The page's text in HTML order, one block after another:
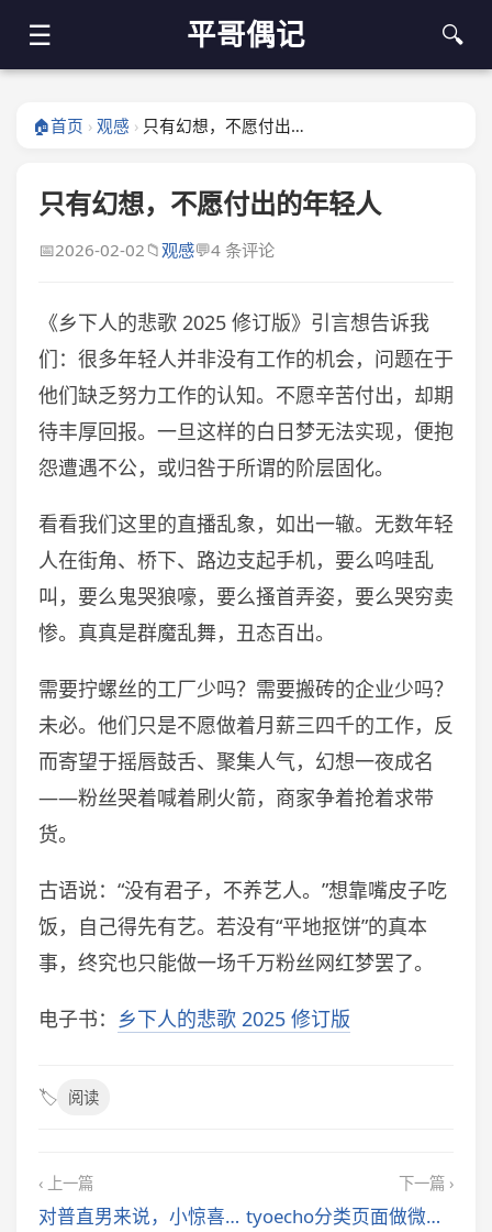
☰ 平哥偶记 🔍
🏠首页 › 观感 › 只有幻想，不愿付出的年轻人
只有幻想，不愿付出的年轻人
📅2026-02-02 📁观感💬4 条评论
《乡下人的悲歌 2025 修订版》引言想告诉我
们：很多年轻人并非没有工作的机会，问题在于
他们缺乏努力工作的认知。不愿辛苦付出，却期
待丰厚回报。一旦这样的白日梦无法实现，便抱
怨遭遇不公，或归咎于所谓的阶层固化。
看看我们这里的直播乱象，如出一辙。无数年轻
人在街角、桥下、路边支起手机，要么呜哇乱
叫，要么鬼哭狼嚎，要么搔首弄姿，要么哭穷卖
惨。真真是群魔乱舞，丑态百出。
需要拧螺丝的工厂少吗？需要搬砖的企业少吗？
未必。他们只是不愿做着月薪三四千的工作，反
而寄望于摇唇鼓舌、聚集人气，幻想一夜成名
——粉丝哭着喊着刷火箭，商家争着抢着求带
货。
古语说：“没有君子，不养艺人。”想靠嘴皮子吃
饭，自己得先有艺。若没有“平地抠饼”的真本
事，终究也只能做一场千万粉丝网红梦罢了。
电子书： 乡下人的悲歌 2025 修订版
🏷️ 阅读
‹ 上一篇
对普直男来说，小惊喜就是大惊吓
下一篇 ›
tyoecho分类页面做微博说说